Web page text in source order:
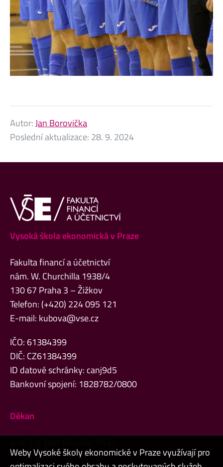
Autor:Jan Borovička
Poslední aktualizace: 28. 9. 2024
Vysoká škola ekonomická v Praze
Fakulta financí a účetnictví
nám. W. Churchilla 1938/4
130 67 Praha 3 – Žižkov
Telefon: (+420) 224 095 121
E-mail: kubova@vse.cz
IČO: 61384399
DIČ: CZ61384399
ID datové schránky: canj9d5
Bankovní spojení: 1828782/0800
Děkan
Weby Vysoké školy ekonomické v Praze využívají pro